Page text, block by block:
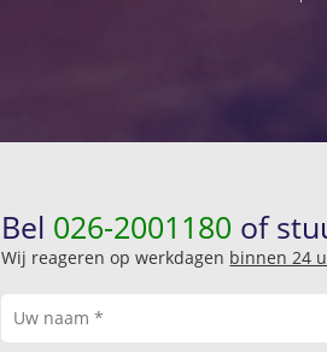
Bel 026-2001180 of
Wij reageren op werkdagen binnen 24